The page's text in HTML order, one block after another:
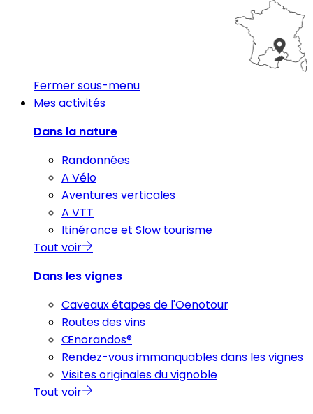
Fermer sous-menu
Mes activités
Dans la nature
Randonnées
A Vélo
Aventures verticales
A VTT
Itinérance et Slow tourisme
Tout voir
Dans les vignes
Caveaux étapes de l'Oenotour
Routes des vins
Œnorandos®
Rendez-vous immanquables dans les vignes
Visites originales du vignoble
Tout voir